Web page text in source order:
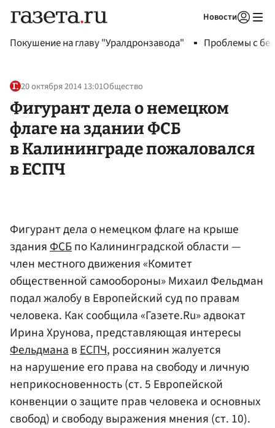
Новости
Покушение на главу "Уралдронзавода" Проблемы с
20 октября 2014 13:01Общество
Фигурант дела о немецком
флаге на здании ФСБ
в Калининграде пожаловался
в ЕСПЧ
Фигурант дела о немецком флаге на крыше
зданияФСБпо Калининградской области —
член местного движения «Комитет
общественной самообороны» Михаил Фельдман
подал жалобу в Европейский суд по правам
человека. Как сообщила «Газете.Ru» адвокат
Ирина Хрунова, представляющая интересы
ФельдманавЕСПЧ, россиянин жалуется
на нарушение его права на свободу и личную
неприкосновенность (ст. 5 Европейской
конвенции о защите прав человека и основных
свобод) и свободу выражения мнения (ст. 10).